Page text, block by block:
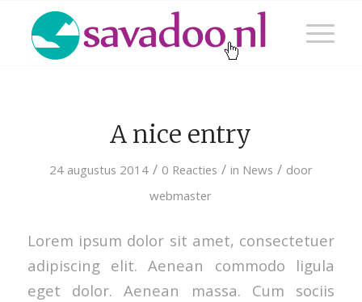
A nice entry
24 augustus 2014 / 0 Reacties / in News / door
webmaster
Lorem ipsum dolor sit amet, consectetuer
adipiscing elit. Aenean commodo ligula
eget dolor. Aenean massa. Cum sociis